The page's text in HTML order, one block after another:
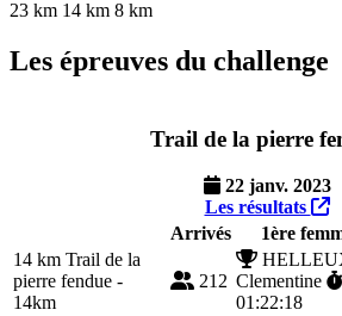
23 km 14 km 8 km
Les épreuves du challenge
Trail de la pierre
22 janv. 2023
Les résultats
Arrivés
1ère
14 km Trail de la
pierre fendue -
14km
212 Clementine
01:22:18